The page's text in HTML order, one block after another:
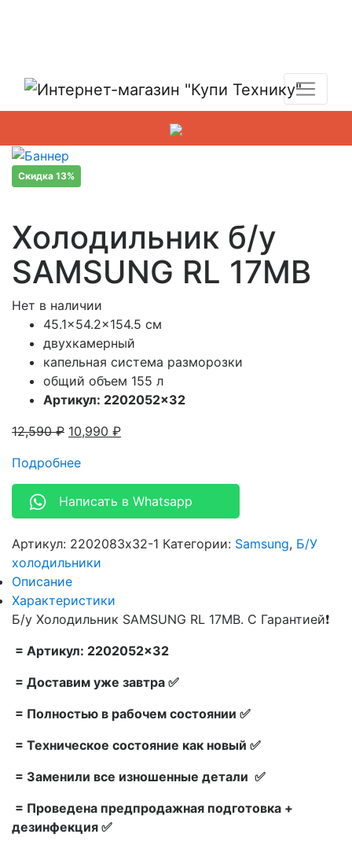
Скидка 13%
Холодильник б/у
SAMSUNG RL 17MB
Нет в наличии
45.1×54.2×154.5 см
двухкамерный
капельная система разморозки
общий объем 155 л
Артикул: 2202052×32
12,590₽ 10,990 ₽
Подробнее
Написать в Whatsapp
Артикул: 2202083x32-1 Категории: Samsung, Б/У
холодильники
Описание
Характеристики
Б/у Холодильник SAMSUNG RL 17MB. С Гарантией❗
= Артикул: 2202052×32
= Доставим уже завтра ✅
= Полностью в рабочем состоянии ✅
= Техническое состояние как новый ✅
= Заменили все изношенные детали ✅
= Проведена предпродажная подготовка +
дезинфекция ✅